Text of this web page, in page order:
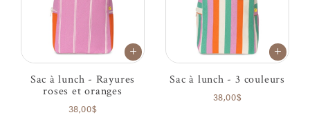
Sac à lunch - Rayures
roses et oranges
38,00$
Sac à lunch - 3 couleurs
38,00$